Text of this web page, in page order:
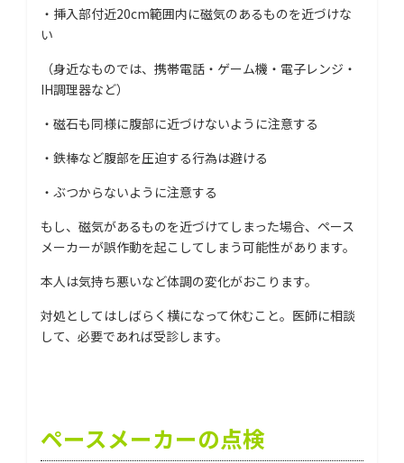
・挿入部付近20cm範囲内に磁気のあるものを近づけな
い
（身近なものでは、携帯電話・ゲーム機・電子レンジ・
IH調理器など）
・磁石も同様に腹部に近づけないように注意する
・鉄棒など腹部を圧迫する行為は避ける
・ぶつからないように注意する
もし、磁気があるものを近づけてしまった場合、ペース
メーカーが誤作動を起こしてしまう可能性があります。
本人は気持ち悪いなど体調の変化がおこります。
対処としてはしばらく横になって休むこと。医師に相談
して、必要であれば受診します。
ペースメーカーの点検